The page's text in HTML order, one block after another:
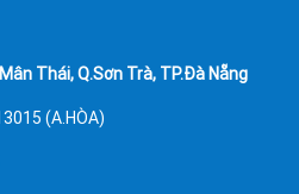
Thái, Q.Sơn Trà, TP.Đà Nẵng
(A.HÒA)